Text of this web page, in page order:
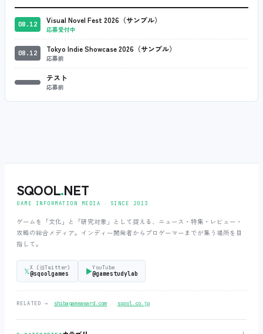
08.12 Visual Novel Fest 2026（サンプル）
応募受付中
08.12 Tokyo Indie Showcase 2026（サンプル）
応募前
テスト
応募前
SQOOL.NET
GAME INFORMATION MEDIA ‧ SINCE 2013
ゲームを「文化」と「研究対象」として捉える、ニュース・特集・レビュー・
攻略の総合メディア。インディー開発者からプロゲーマーまでが集う場所を目
指して。
𝕏X (旧Twitter)
@sqoolgames ▶YouTube
@gamestudylab
RELATED → shibagameaward.com ‧ sqool.co.jp